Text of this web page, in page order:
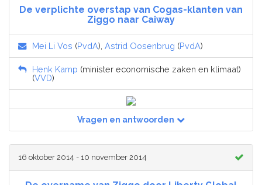
De verplichte overstap van Cogas-klanten van
Ziggo naar Caiway
Mei Li Vos (PvdA), Astrid Oosenbrug (PvdA)
Henk Kamp (minister economische zaken en klimaat)
(VVD)
Vragen en antwoorden
16 oktober 2014 - 10 november 2014